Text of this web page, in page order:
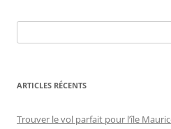
ARTICLES RÉCENTS
Trouver le vol parfait pour l’île